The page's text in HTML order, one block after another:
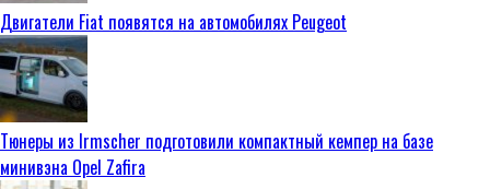
Двигатели Fiat появятся на автомобилях Peugeot
Тюнеры из Irmscher подготовили компактный кемпер на базе
минивэна Opel Zafira